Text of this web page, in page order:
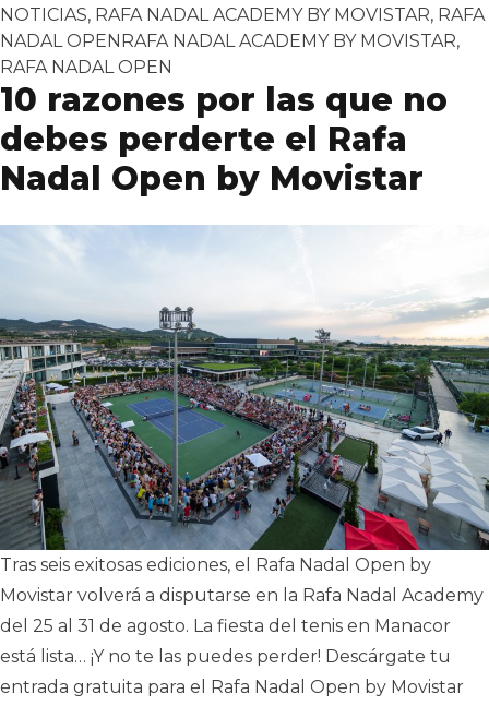
NOTICIAS, RAFA NADAL ACADEMY BY MOVISTAR, RAFA
NADAL OPENTags:
RAFA NADAL ACADEMY BY MOVISTAR,
RAFA NADAL OPEN
10 razones por las que no
debes perderte el Rafa
Nadal Open by Movistar
Tras seis exitosas ediciones, el Rafa Nadal Open by
Movistar volverá a disputarse en la Rafa Nadal Academy
del 25 al 31 de agosto. La fiesta del tenis en Manacor
está lista… ¡Y no te las puedes perder! Descárgate tu
entrada gratuita para el Rafa Nadal Open by Movistar